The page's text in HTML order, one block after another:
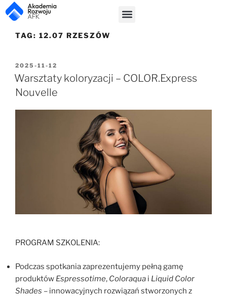
TAG: 12.07 RZESZÓW
2025-11-12
Warsztaty koloryzacji – COLOR.Express
Nouvelle
PROGRAM SZKOLENIA:
Podczas spotkania zaprezentujemy pełną gamę
produktów Espressotime, Coloraqua i Liquid Color
Shades – innowacyjnych rozwiązań stworzonych z